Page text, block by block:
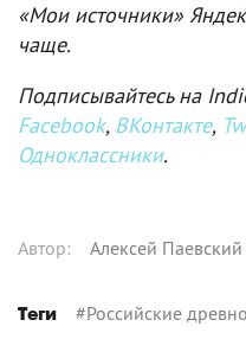
«Мои источники»
чаще.
Подписывайтесь на
Facebook, ВКонтакте,
Одноклассники.
Автор: Алексей Паевский
Теги #Российские